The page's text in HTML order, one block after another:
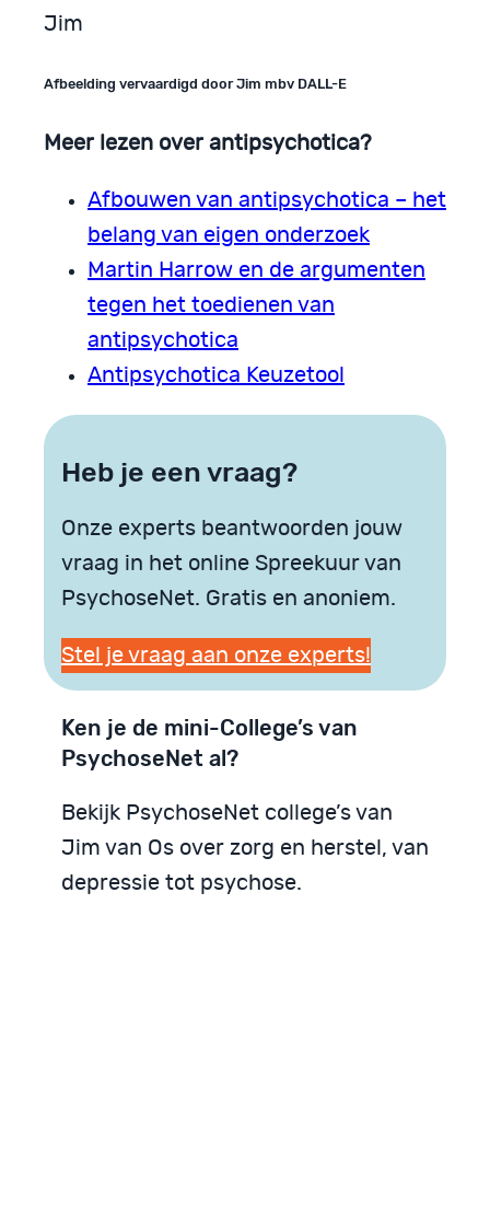
Jim
Afbeelding vervaardigd door Jim mbv DALL-E
Meer lezen over antipsychotica?
Afbouwen van antipsychotica – het
belang van eigen onderzoek
Martin Harrow en de argumenten
tegen het toedienen van
antipsychotica
Antipsychotica Keuzetool
Heb je een vraag?
Onze experts beantwoorden jouw
vraag in het online Spreekuur van
PsychoseNet. Gratis en anoniem.
Stel je vraag aan onze experts!
Ken je de mini-College’s van
PsychoseNet al?
Bekijk PsychoseNet college’s van
Jim van Os over zorg en herstel, van
depressie tot psychose.